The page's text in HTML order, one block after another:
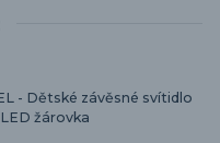
- Dětské závěsné svítidlo
žárovka